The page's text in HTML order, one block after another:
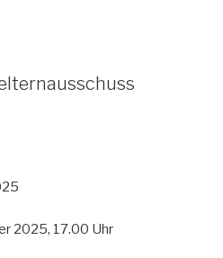
2025, 17.00 Uhr